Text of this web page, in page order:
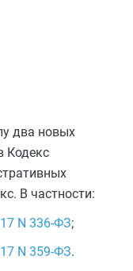
два новых
Кодекс
В частности:
N 336-ФЗ;
N 359-ФЗ.